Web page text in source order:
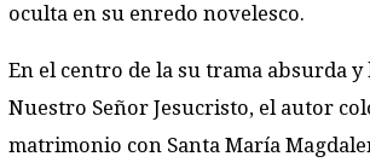
oculta en su enredo novelesco.
En el centro de la su trama absurda
Nuestro Señor Jesucristo, el autor
matrimonio con Santa María